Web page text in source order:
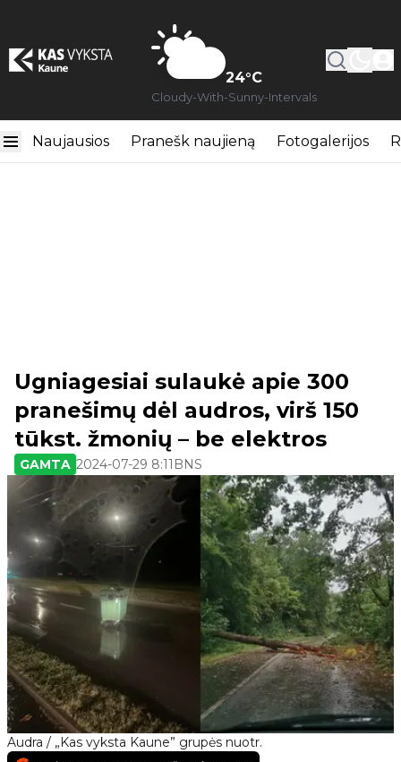
24°C
Cloudy-With-Sunny-Intervals
Naujausios Pranešk naujieną Fotogalerijos
Audra / „Kas vyksta Kaune” grupės nuotr.
Ugniagesiai sulaukė apie 300
pranešimų dėl audros, virš 150
tūkst. žmonių – be elektros
GAMTA 2024-07-29 8:11 BNS